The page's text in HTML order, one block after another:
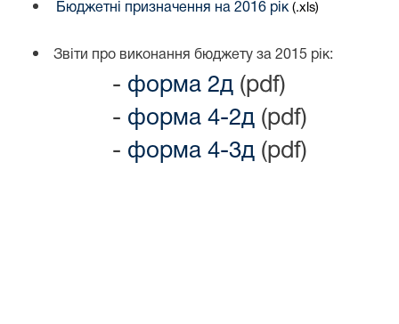
Бюджетні призначення на 2016 рік (.xls)
Звіти про виконання бюджету за 2015 рік:
- форма 2д (pdf)
- форма 4-2д (pdf)
- форма 4-3д (pdf)